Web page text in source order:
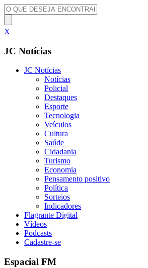
X
JC Notícias
JC Notícias
Notícias
Policial
Destaques
Esporte
Tecnologia
Veículos
Cultura
Saúde
Cidadania
Turismo
Economia
Pensamento positivo
Política
Sorteios
Indicadores
Flagrante Digital
Vídeos
Podcasts
Cadastre-se
Espacial FM